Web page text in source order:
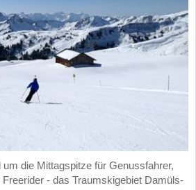
die Mittagspitze für Genussfahrer,
- das Traumskigebiet Damüls-